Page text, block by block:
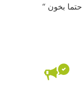
حتما بخون “